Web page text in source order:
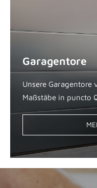
Garagentore
Unsere Garagentore
Maßstäbe in puncto